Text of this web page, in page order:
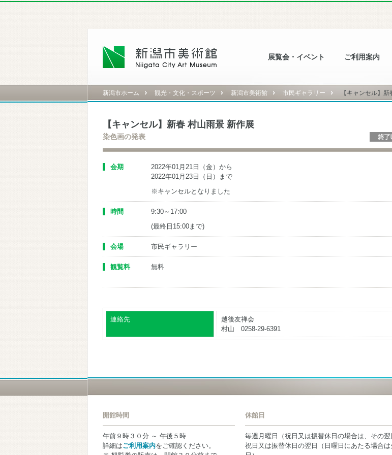
展覧会・イベント ご利用案内
新潟市ホーム 観光・文化・スポーツ 新潟市美術館 市民ギャラリー 【キャンセル】
【キャンセル】新春 村山雨景 新作展
染色画の発表
会期
2022年01月21日（金）から
2022年01月23日（日）まで
※キャンセルとなりました
時間
9:30～17:00
(最終日15:00まで)
会場 市民ギャラリー
観覧料 無料
連絡先
越後友禅会
村山 0258-29-6391
開館時間
午前９時３０分 ～ 午後５時
詳細はご利用案内をご確認ください。
休館日
毎週月曜日（祝日又は振替休日の場合は、その翌
祝日又は振替休日の翌日（日曜日にあたる場合は